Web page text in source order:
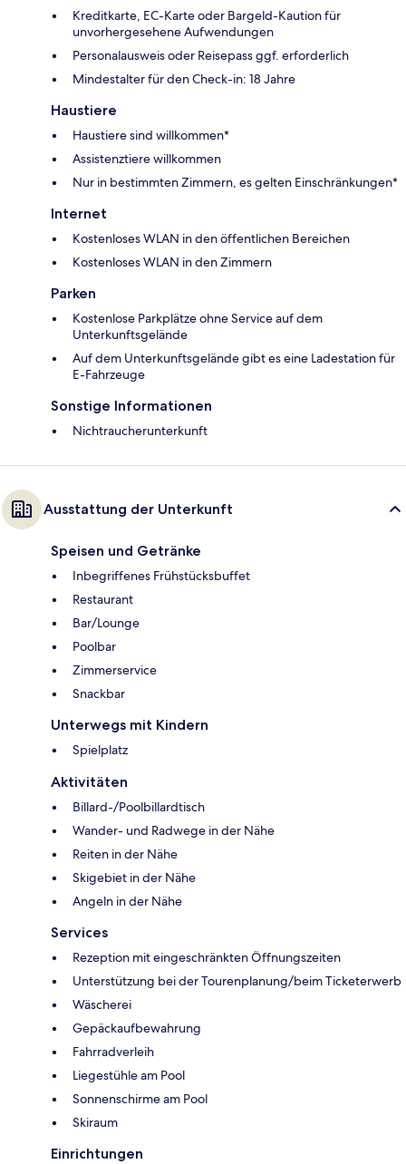
Kreditkarte, EC-Karte oder Bargeld-Kaution für
unvorhergesehene Aufwendungen
Personalausweis oder Reisepass ggf. erforderlich
Mindestalter für den Check-in: 18 Jahre
Haustiere
Haustiere sind willkommen*
Assistenztiere willkommen
Nur in bestimmten Zimmern, es gelten Einschränkungen*
Internet
Kostenloses WLAN in den öffentlichen Bereichen
Kostenloses WLAN in den Zimmern
Parken
Kostenlose Parkplätze ohne Service auf dem
Unterkunftsgelände
Auf dem Unterkunftsgelände gibt es eine Ladestation für
E-Fahrzeuge
Sonstige Informationen
Nichtraucherunterkunft
Ausstattung der Unterkunft
Speisen und Getränke
Inbegriffenes Frühstücksbuffet
Restaurant
Bar/Lounge
Poolbar
Zimmerservice
Snackbar
Unterwegs mit Kindern
Spielplatz
Aktivitäten
Billard-/Poolbillardtisch
Wander- und Radwege in der Nähe
Reiten in der Nähe
Skigebiet in der Nähe
Angeln in der Nähe
Services
Rezeption mit eingeschränkten Öffnungszeiten
Unterstützung bei der Tourenplanung/beim Ticketerwerb
Wäscherei
Gepäckaufbewahrung
Fahrradverleih
Liegestühle am Pool
Sonnenschirme am Pool
Skiraum
Einrichtungen